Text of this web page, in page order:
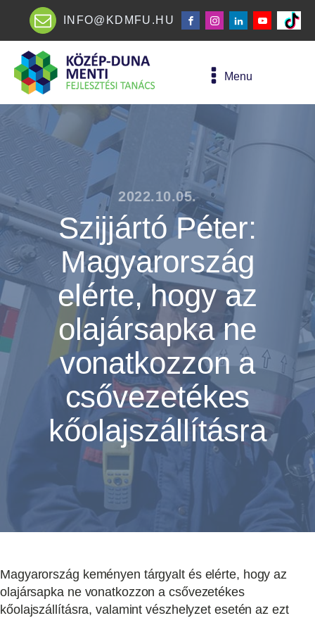
INFO@KDMFU.HU
Menu
2022.10.05.
Szijjártó Péter:
Magyarország
elérte, hogy az
olajársapka ne
vonatkozzon a
csővezetékes
kőolajszállításra
Magyarország keményen tárgyalt és elérte, hogy az
olajársapka ne vonatkozzon a csővezetékes
kőolajszállításra, valamint vészhelyzet esetén az ezt